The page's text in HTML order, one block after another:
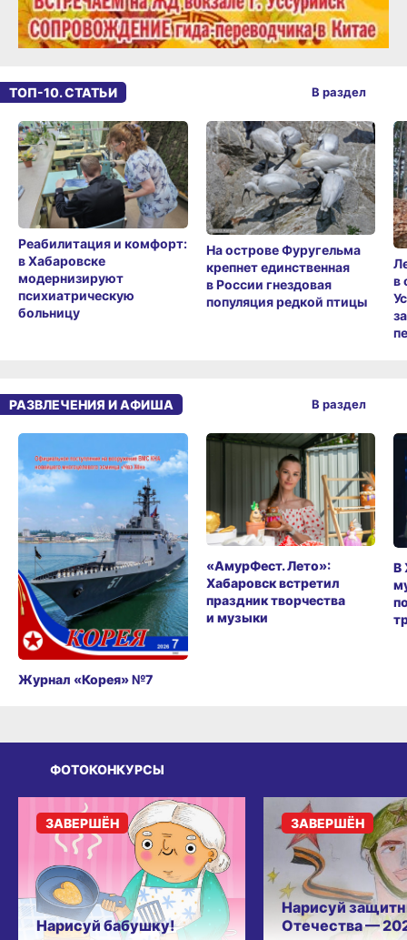
ТОП-10. СТАТЬИ
Реабилитация и комфорт:
в Хабаровске
модернизируют
психиатрическую
больницу
На острове Фуругельма
крепнет единственная
в России гнездовая
популяция редкой птицы
в
В раздел
РАЗВЛЕЧЕНИЯ И АФИША
Журнал «Корея» №7
«АмурФест. Лето»:
Хабаровск встретил
праздник творчества
и музыки
В
В раздел
ФОТОКОНКУРСЫ
Нарисуй бабушку!
ЗАВЕРШЁН
Нарисуй
Отечества —
ЗАВЕРШЁН